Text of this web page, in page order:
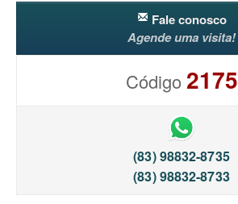
Fale conosco
Agende uma visita!
Código2175
(83) 98832-8735
(83) 98832-8733